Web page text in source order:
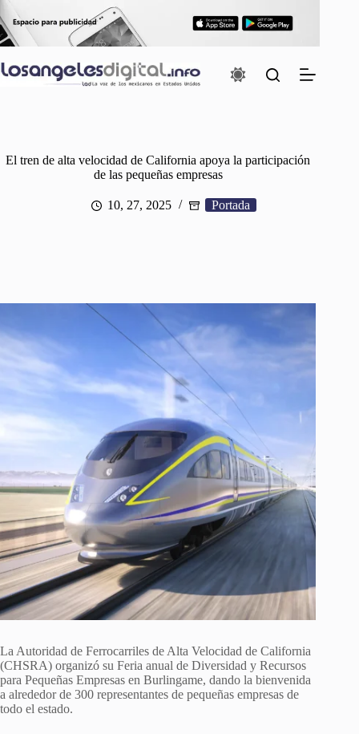
al
contenido
El tren de alta velocidad de California apoya la participación
de las pequeñas empresas
10, 27, 2025 Portada
La Autoridad de Ferrocarriles de Alta Velocidad de California
(CHSRA) organizó su Feria anual de Diversidad y Recursos
para Pequeñas Empresas en Burlingame, dando la bienvenida
a alrededor de 300 representantes de pequeñas empresas de
todo el estado.